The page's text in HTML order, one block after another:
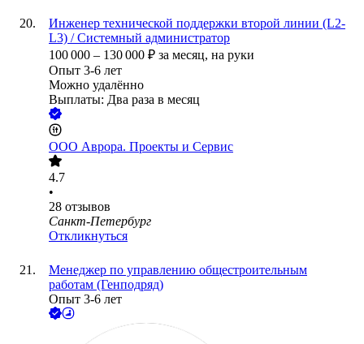
Инженер технической поддержки второй линии (L2-
L3) / Системный администратор
100 000 – 130 000 ₽ за месяц, на руки
Опыт 3-6 лет
Можно удалённо
Выплаты: Два раза в месяц
ООО Аврора. Проекты и Сервис
4.7
•
28 отзывов
Санкт-Петербург
Откликнуться
Менеджер по управлению общестроительным
работам (Генподряд)
Опыт 3-6 лет